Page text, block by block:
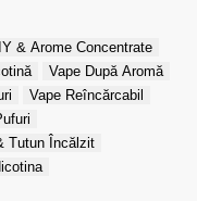
& Arome Concentrate
Vape După Aromă
Vape Reîncărcabil
Tutun Încălzit